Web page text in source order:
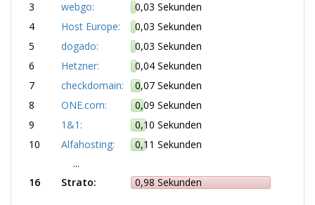
3
webgo:
0,03 Sekunden
4
Host Europe:
0,03 Sekunden
5
dogado:
0,03 Sekunden
6
Hetzner:
0,04 Sekunden
7
checkdomain:
0,07 Sekunden
8
ONE.com:
0,09 Sekunden
9
1&1:
0,10 Sekunden
10
Alfahosting:
0,11 Sekunden
...
16
Strato: 0,98 Sekunden